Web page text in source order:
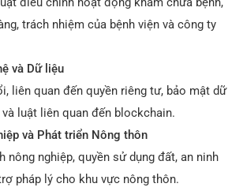
trách nhiệm của bệnh viện và công ty
và Dữ liệu
liên quan đến quyền riêng tư, bảo mật dữ
và luật liên quan đến blockchain.
và Phát triển Nông thôn
nông nghiệp, quyền sử dụng đất, an ninh
pháp lý cho khu vực nông thôn.